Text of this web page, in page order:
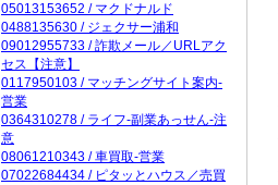
05013153652 / マクドナルド
0488135630 / ジェクサー浦和
09012955733 / 詐欺メール／URLアク
セス【注意】
0117950103 / マッチングサイト案内-
営業
0364310278 / ライフ-副業あっせん-注
意
08061210343 / 車買取-営業
07022684434 / ピタッとハウス／売買